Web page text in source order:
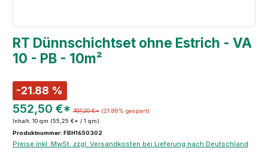
RT Dünnschichtset ohne Estrich - VA
10 - PB - 10m²
-21.88 %
552,50 €* 707,20 €* (21.88% gespart)
Inhalt: 10 qm (55,25 €* / 1 qm)
Produktnummer: FBH1650302
Preise inkl. MwSt. zzgl. Versandkosten bei Lieferung nach Deutschland